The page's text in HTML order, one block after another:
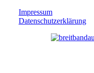
Impressum
Datenschutzerklärung